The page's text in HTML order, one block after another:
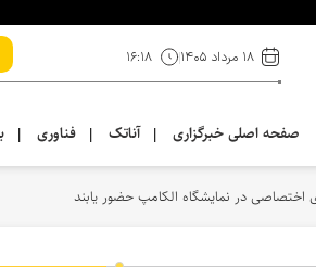
۱۸ مرداد ۱۴۰۵ ۱۶:۱۸
صفحه اصلی خبرگزاری | آناتک | فناوری |
اختصاصی در نمایشگاه الکامپ حضور یابند